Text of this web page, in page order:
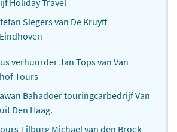
Holiday Travel
Slegers van De Kruyff
verhuurder Jan Tops van Van
Tours
Bahadoer touringcarbedrijf Van
Den Haag.
Tilburg Michael van den Broek